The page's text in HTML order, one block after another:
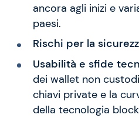
ancora agli inizi e
paesi.
Rischi per la
Usabilità e sfide
dei wallet non
chiavi private e la
della tecnologia